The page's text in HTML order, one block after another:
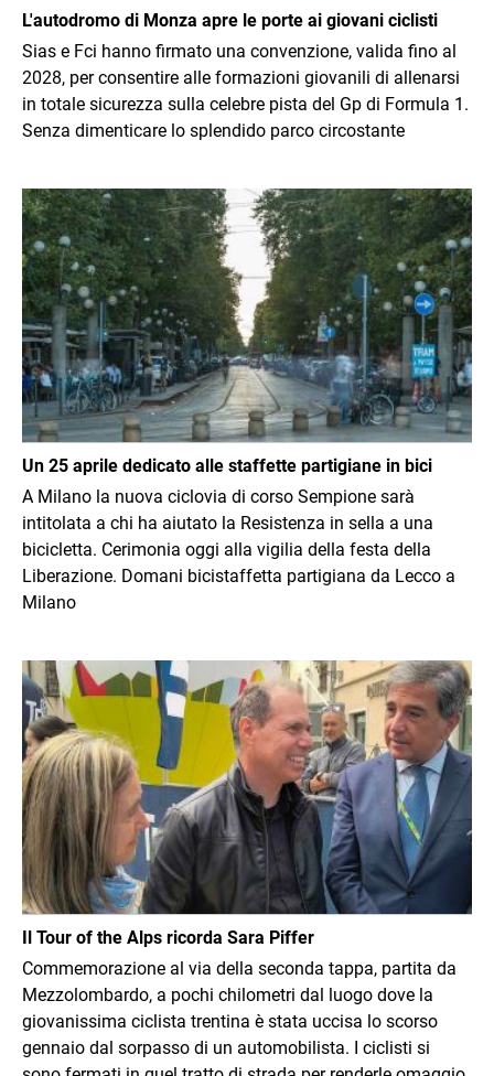
L'autodromo di Monza apre le porte ai giovani ciclisti
Sias e Fci hanno firmato una convenzione, valida fino al
2028, per consentire alle formazioni giovanili di allenarsi
in totale sicurezza sulla celebre pista del Gp di Formula 1.
Senza dimenticare lo splendido parco circostante
Immagine
Un 25 aprile dedicato alle staffette partigiane in bici
A Milano la nuova ciclovia di corso Sempione sarà
intitolata a chi ha aiutato la Resistenza in sella a una
bicicletta. Cerimonia oggi alla vigilia della festa della
Liberazione. Domani bicistaffetta partigiana da Lecco a
Milano
Immagine
Il Tour of the Alps ricorda Sara Piffer
Commemorazione al via della seconda tappa, partita da
Mezzolombardo, a pochi chilometri dal luogo dove la
giovanissima ciclista trentina è stata uccisa lo scorso
gennaio dal sorpasso di un automobilista. I ciclisti si